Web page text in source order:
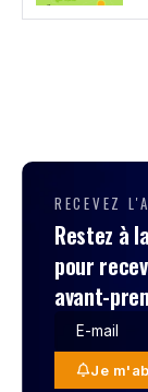
RECEVEZ
Restez à
pour
avant-
Je